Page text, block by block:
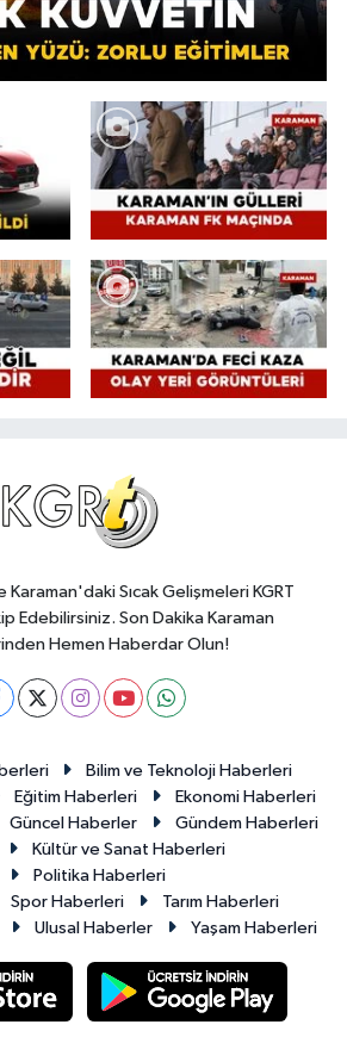
Karaman'daki Sıcak Gelişmeleri KGRT
Edebilirsiniz. Son Dakika Karaman
Hemen Haberdar Olun!
Bilim ve Teknoloji Haberleri
Eğitim Haberleri
Ekonomi Haberleri
Güncel Haberler
Gündem Haberleri
Kültür ve Sanat Haberleri
Politika Haberleri
Spor Haberleri
Tarım Haberleri
Ulusal Haberler Yaşam Haberleri